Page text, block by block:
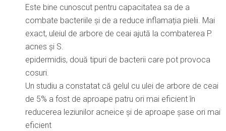
Este bine cunoscut pentru capacitatea sa de a
combate bacteriile și de a reduce inflamația pielii. Mai
exact, uleiul de arbore de ceai ajută la combaterea P.
acnes și S.
epidermidis, două tipuri de bacterii care pot provoca
cosuri.
Un studiu a constatat că gelul cu ulei de arbore de ceai
de 5% a fost de aproape patru ori mai eficient în
reducerea leziunilor acneice și de aproape șase ori mai
eficient